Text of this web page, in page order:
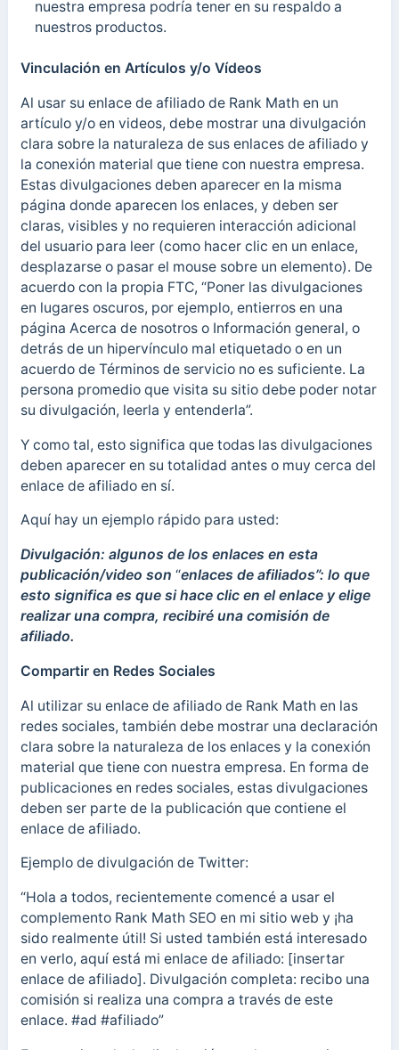
nuestra empresa podría tener en su respaldo a
nuestros productos.
Vinculación en Artículos y/o Vídeos
Al usar su enlace de afiliado de Rank Math en un
artículo y/o en videos, debe mostrar una divulgación
clara sobre la naturaleza de sus enlaces de afiliado y
la conexión material que tiene con nuestra empresa.
Estas divulgaciones deben aparecer en la misma
página donde aparecen los enlaces, y deben ser
claras, visibles y no requieren interacción adicional
del usuario para leer (como hacer clic en un enlace,
desplazarse o pasar el mouse sobre un elemento). De
acuerdo con la propia FTC, “Poner las divulgaciones
en lugares oscuros, por ejemplo, entierros en una
página Acerca de nosotros o Información general, o
detrás de un hipervínculo mal etiquetado o en un
acuerdo de Términos de servicio no es suficiente. La
persona promedio que visita su sitio debe poder notar
su divulgación, leerla y entenderla”.
Y como tal, esto significa que todas las divulgaciones
deben aparecer en su totalidad antes o muy cerca del
enlace de afiliado en sí.
Aquí hay un ejemplo rápido para usted:
Divulgación: algunos de los enlaces en esta
publicación/video son “enlaces de afiliados”: lo que
esto significa es que si hace clic en el enlace y elige
realizar una compra, recibiré una comisión de
afiliado.
Compartir en Redes Sociales
Al utilizar su enlace de afiliado de Rank Math en las
redes sociales, también debe mostrar una declaración
clara sobre la naturaleza de los enlaces y la conexión
material que tiene con nuestra empresa. En forma de
publicaciones en redes sociales, estas divulgaciones
deben ser parte de la publicación que contiene el
enlace de afiliado.
Ejemplo de divulgación de Twitter:
“Hola a todos, recientemente comencé a usar el
complemento Rank Math SEO en mi sitio web y ¡ha
sido realmente útil! Si usted también está interesado
en verlo, aquí está mi enlace de afiliado: [insertar
enlace de afiliado]. Divulgación completa: recibo una
comisión si realiza una compra a través de este
enlace. #ad #afiliado”